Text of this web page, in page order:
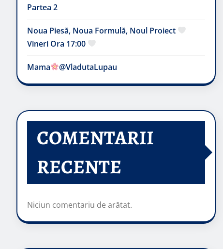
Partea 2
Noua Piesă, Noua Formulă, Noul Proiect
Vineri Ora 17:00
Mama @VladutaLupau
COMENTARII
RECENTE
Niciun comentariu de arătat.